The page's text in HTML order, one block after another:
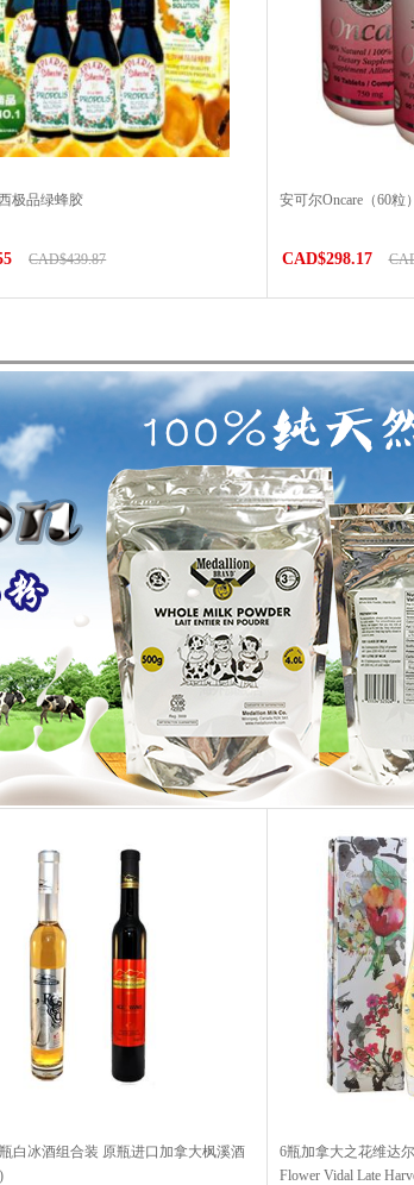
极品绿蜂胶
CAD$439.87
安可尔Oncare（60粒
CAD$298.17
白冰酒组合装 原瓶进口加拿大枫溪酒
6瓶加拿大之花维达
Flower Vidal Late